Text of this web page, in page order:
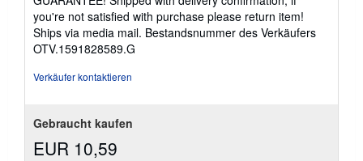
you're not satisfied with purchase please return item!
Ships via media mail. Bestandsnummer des Verkäufers
OTV.1591828589.G
Verkäufer kontaktieren
Gebraucht kaufen
EUR 10,59